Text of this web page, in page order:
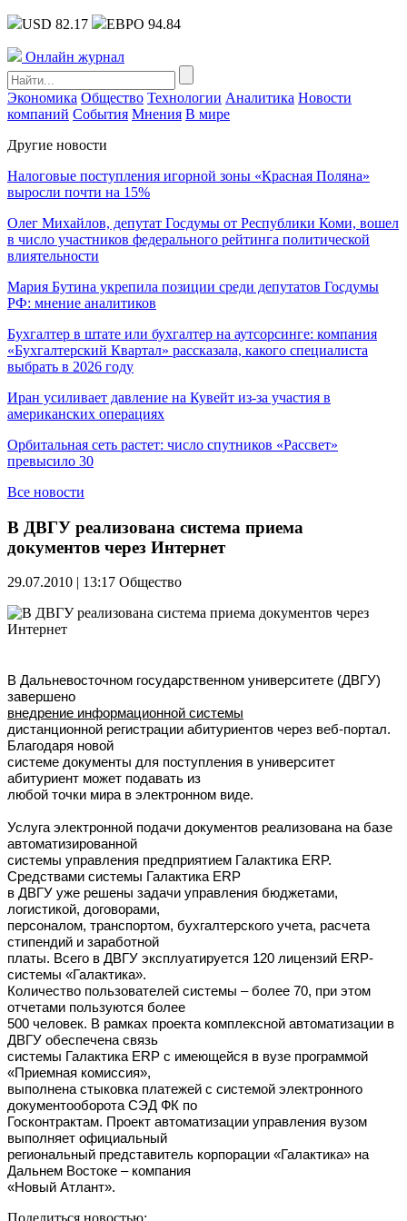
USD 82.17 ЕВРО 94.84
Онлайн журнал
Экономика Общество Технологии Аналитика Новости
компаний События Мнения В мире
Другие новости
Налоговые поступления игорной зоны «Красная Поляна»
выросли почти на 15%
Олег Михайлов, депутат Госдумы от Республики Коми, вошел
в число участников федерального рейтинга политической
влиятельности
Мария Бутина укрепила позиции среди депутатов Госдумы
РФ: мнение аналитиков
Бухгалтер в штате или бухгалтер на аутсорсинге: компания
«Бухгалтерский Квартал» рассказала, какого специалиста
выбрать в 2026 году
Иран усиливает давление на Кувейт из-за участия в
американских операциях
Орбитальная сеть растет: число спутников «Рассвет»
превысило 30
Все новости
В ДВГУ реализована система приема
документов через Интернет
29.07.2010 | 13:17 Общество
В Дальневосточном государственном университете (ДВГУ)
завершено
внедрение информационной системы
дистанционной регистрации абитуриентов через веб-портал.
Благодаря новой
системе документы для поступления в университет
абитуриент может подавать из
любой точки мира в электронном виде.
Услуга электронной подачи документов реализована на базе
автоматизированной
системы управления предприятием Галактика ERP.
Средствами системы Галактика ERP
в ДВГУ уже решены задачи управления бюджетами,
логистикой, договорами,
персоналом, транспортом, бухгалтерского учета, расчета
стипендий и заработной
платы. Всего в ДВГУ эксплуатируется 120 лицензий ERP-
системы «Галактика».
Количество пользователей системы – более 70, при этом
отчетами пользуются более
500 человек. В рамках проекта комплексной автоматизации в
ДВГУ обеспечена связь
системы Галактика ERP с имеющейся в вузе программой
«Приемная комиссия»,
выполнена стыковка платежей с системой электронного
документооборота СЭД ФК по
Госконтрактам. Проект автоматизации управления вузом
выполняет официальный
региональный представитель корпорации «Галактика» на
Дальнем Востоке – компания
«Новый Атлант».